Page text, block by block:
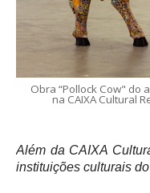
Obra “Pollock Cow" do
na CAIXA Cultural
Além da CAIXA
instituições culturais